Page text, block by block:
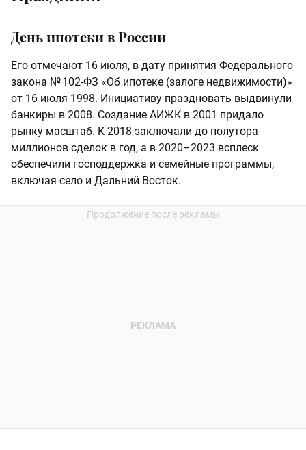
День ипотеки в России
Его отмечают 16 июля, в дату принятия Федерального
закона № 102‑ФЗ «Об ипотеке (залоге недвижимости)»
от 16 июля 1998. Инициативу праздновать выдвинули
банкиры в 2008. Создание АИЖК в 2001 придало
рынку масштаб. К 2018 заключали до полутора
миллионов сделок в год, а в 2020–2023 всплеск
обеспечили господдержка и семейные программы,
включая село и Дальний Восток.